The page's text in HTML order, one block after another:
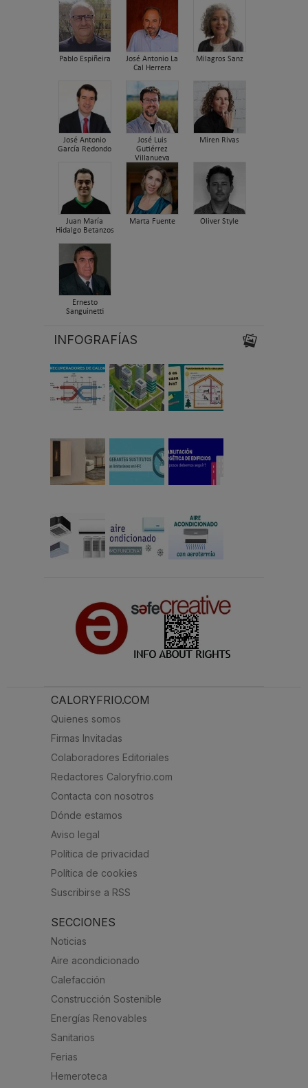
Pablo Espiñeira
José Antonio La
Cal Herrera
Milagros Sanz
José Antonio
García Redondo
José Luis
Gutiérrez
Villanueva
Miren Rivas
Juan María
Hidalgo Betanzos
Marta Fuente Oliver Style
Ernesto
Sanguinetti
INFOGRAFÍAS
CALORYFRIO.COM
Quienes somos
Firmas Invitadas
Colaboradores Editoriales
Redactores Caloryfrio.com
Contacta con nosotros
Dónde estamos
Aviso legal
Política de privacidad
Política de cookies
Suscribirse a RSS
SECCIONES
Noticias
Aire acondicionado
Calefacción
Construcción Sostenible
Energías Renovables
Sanitarios
Ferias
Hemeroteca